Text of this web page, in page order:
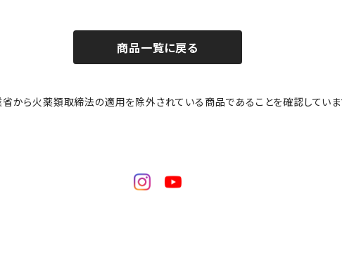
商品一覧に戻る
から火薬類取締法の適用を除外されている商品であることを確認していま